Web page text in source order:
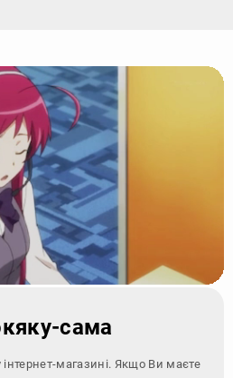
сама
магазині. Якщо Ви маєте